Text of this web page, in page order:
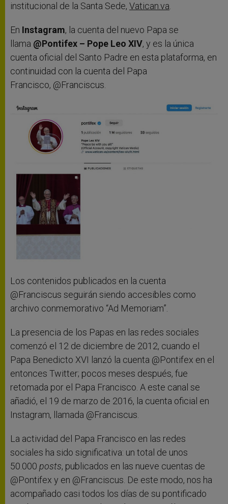
institucional de la Santa Sede, Vatican.va
En Instagram, la cuenta del nuevo Papa se
llama @Pontifex – Pope Leo XIV, y es la única
cuenta oficial del Santo Padre en esta plataforma, en
continuidad con la cuenta del Papa
Francisco, @Franciscus.
Los contenidos publicados en la cuenta
@Franciscus seguirán siendo accesibles como
archivo conmemorativo “Ad Memoriam”.
La presencia de los Papas en las redes sociales
comenzó el 12 de diciembre de 2012, cuando el
Papa Benedicto XVI lanzó la cuenta @Pontifex en el
entonces Twitter; pocos meses después, fue
retomada por el Papa Francisco. A este canal se
añadió, el 19 de marzo de 2016, la cuenta oficial en
Instagram, llamada @Franciscus.
La actividad del Papa Francisco en las redes
sociales ha sido significativa: un total de unos
50.000 posts, publicados en las nueve cuentas de
@Pontifex y en @Franciscus. De este modo, nos ha
acompañado casi todos los días de su pontificado